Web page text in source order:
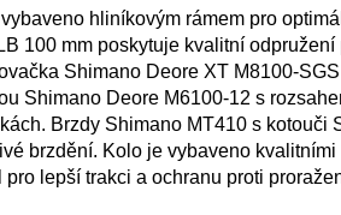
hliníkovým rámem pro
100 mm poskytuje kvalitní
Shimano Deore XT M8100-
Shimano Deore M6100-12 s
Brzdy Shimano MT410 s kotouči
brzdění. Kolo je vybaveno
pro lepší trakci a ochranu proti